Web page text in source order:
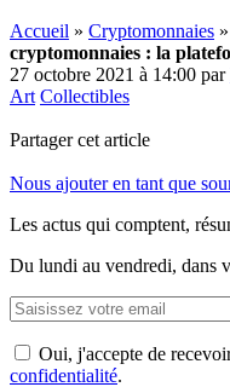
Accueil » Cryptomonnaies »
cryptomonnaies : la
27 octobre 2021 à 14:00 par
Art Collectibles
Partager cet article
Nous ajouter en tant que
Les actus qui comptent,
Du lundi au vendredi, dans
Oui, j'accepte de
confidentialité.